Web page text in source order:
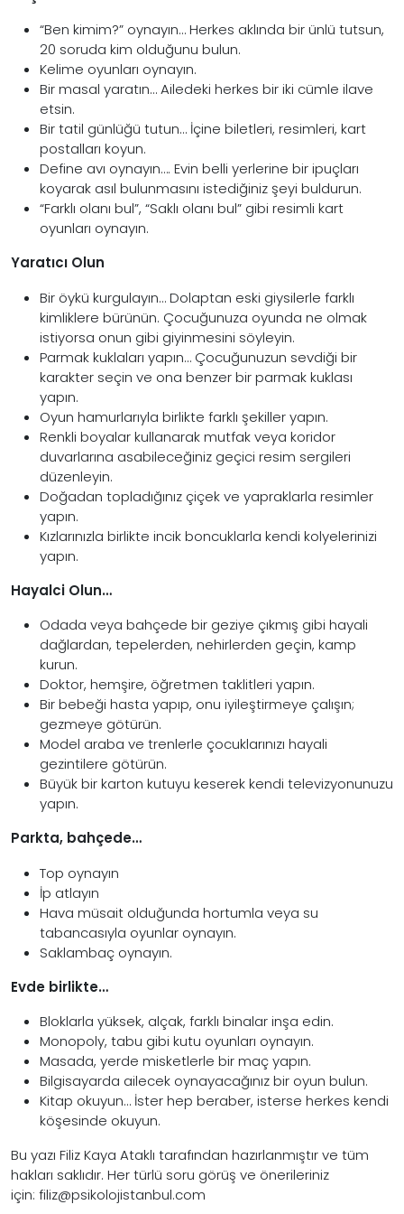
“Ben kimim?” oynayın… Herkes aklında bir ünlü tutsun,
20 soruda kim olduğunu bulun.
Kelime oyunları oynayın.
Bir masal yaratın… Ailedeki herkes bir iki cümle ilave
etsin.
Bir tatil günlüğü tutun… İçine biletleri, resimleri, kart
postalları koyun.
Define avı oynayın…. Evin belli yerlerine bir ipuçları
koyarak asıl bulunmasını istediğiniz şeyi buldurun.
“Farklı olanı bul”, “Saklı olanı bul” gibi resimli kart
oyunları oynayın.
Yaratıcı Olun
Bir öykü kurgulayın… Dolaptan eski giysilerle farklı
kimliklere bürünün. Çocuğunuza oyunda ne olmak
istiyorsa onun gibi giyinmesini söyleyin.
Parmak kuklaları yapın… Çocuğunuzun sevdiği bir
karakter seçin ve ona benzer bir parmak kuklası
yapın.
Oyun hamurlarıyla birlikte farklı şekiller yapın.
Renkli boyalar kullanarak mutfak veya koridor
duvarlarına asabileceğiniz geçici resim sergileri
düzenleyin.
Doğadan topladığınız çiçek ve yapraklarla resimler
yapın.
Kızlarınızla birlikte incik boncuklarla kendi kolyelerinizi
yapın.
Hayalci Olun…
Odada veya bahçede bir geziye çıkmış gibi hayali
dağlardan, tepelerden, nehirlerden geçin, kamp
kurun.
Doktor, hemşire, öğretmen taklitleri yapın.
Bir bebeği hasta yapıp, onu iyileştirmeye çalışın;
gezmeye götürün.
Model araba ve trenlerle çocuklarınızı hayali
gezintilere götürün.
Büyük bir karton kutuyu keserek kendi televizyonunuzu
yapın.
Parkta, bahçede…
Top oynayın
İp atlayın
Hava müsait olduğunda hortumla veya su
tabancasıyla oyunlar oynayın.
Saklambaç oynayın.
Evde birlikte…
Bloklarla yüksek, alçak, farklı binalar inşa edin.
Monopoly, tabu gibi kutu oyunları oynayın.
Masada, yerde misketlerle bir maç yapın.
Bilgisayarda ailecek oynayacağınız bir oyun bulun.
Kitap okuyun… İster hep beraber, isterse herkes kendi
köşesinde okuyun.
Bu yazı Filiz Kaya Ataklı tarafından hazırlanmıştır ve tüm
hakları saklıdır. Her türlü soru görüş ve önerileriniz
için: filiz@psikolojistanbul.com